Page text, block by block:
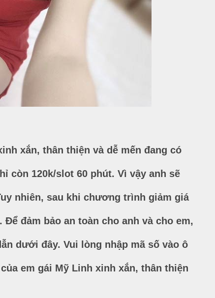
xắn, thân thiện và dễ mến đang có
còn 120k/slot 60 phút. Vì vậy anh sẽ
nhiên, sau khi chương trình giảm giá
đảm bảo an toàn cho anh và cho em,
dưới đây. Vui lòng nhập mã số vào ô
em gái Mỹ Linh xinh xắn, thân thiện